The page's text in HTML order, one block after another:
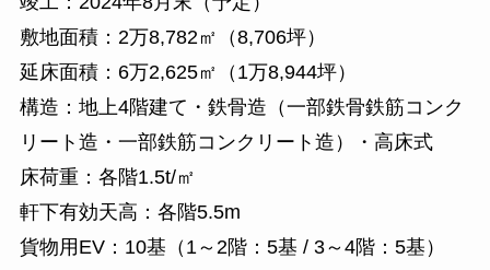
敷地面積：2万8,782㎡（8,706坪）
延床面積：6万2,625㎡（1万8,944坪）
構造：地上4階建て・鉄骨造（一部鉄骨鉄筋コンク
リート造・一部鉄筋コンクリート造）・高床式
床荷重：各階1.5t/㎡
軒下有効天高：各階5.5m
貨物用EV：10基（1～2階：5基 / 3～4階：5基）